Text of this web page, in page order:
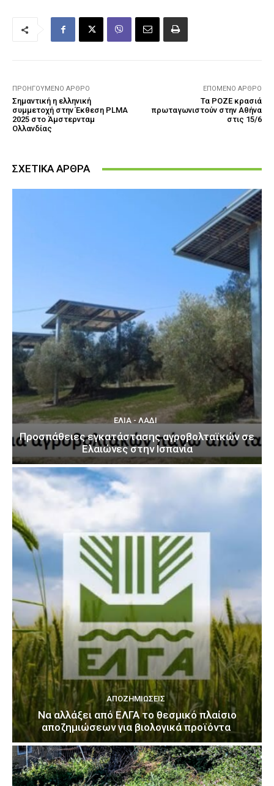
ΠΡΟΗΓΟΎΜΕΝΟ ΆΡΘΡΟ
Σημαντική η ελληνική
συμμετοχή στην Έκθεση PLMA
2025 στο Άμστερνταμ
Ολλανδίας
ΕΠΌΜΕΝΟ ΆΡΘΡΟ
Τα ΡΟΖΕ κρασιά
πρωταγωνιστούν στην Αθήνα
στις 15/6
ΣΧΕΤΙΚΑ ΑΡΘΡΑ
ΕΛΙΆ - ΛΆΔΙ
Προσπάθειες εγκατάστασης αγροβολταϊκών σε
Ελαιώνες στην Ισπανία
ΑΠΟΖΗΜΙΏΣΕΙΣ
Να αλλάξει από ΕΛΓΑ το θεσμικό πλαίσιο
αποζημιώσεων για βιολογικά προϊόντα